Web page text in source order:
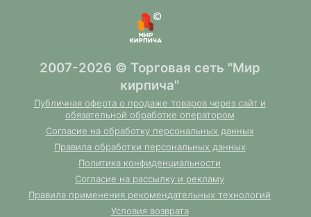
2007-2026 © Торговая сеть "Мир
кирпича"
Публичная оферта о продаже товаров через сайт и
обязательной обработке оператором
Согласие на обработку персональных данных
Правила обработки персональных данных
Политика конфиденциальности
Согласие на рассылку и рекламу
Правила применения рекомендательных технологий
Условия возврата